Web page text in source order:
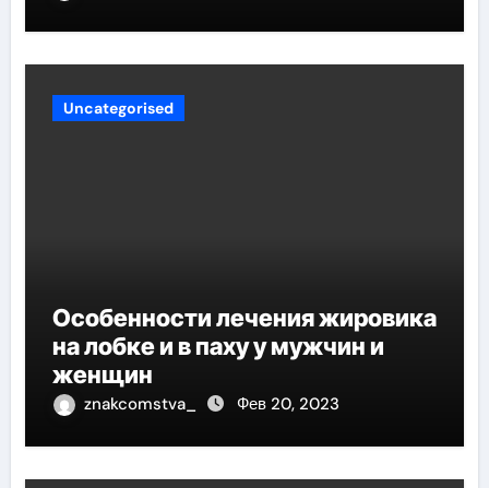
Uncategorised
Особенности лечения жировика
на лобке и в паху у мужчин и
женщин
znakcomstva_ Фев 20, 2023